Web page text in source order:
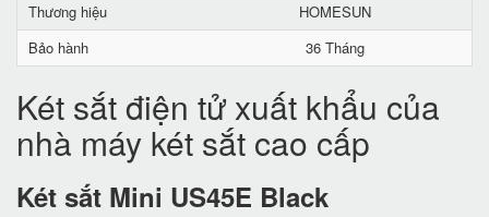
Thương hiệu
HOMESUN
Bảo hành
36 Tháng
Két sắt điện tử xuất khẩu của
nhà máy két sắt cao cấp
Két sắt Mini US45E Black